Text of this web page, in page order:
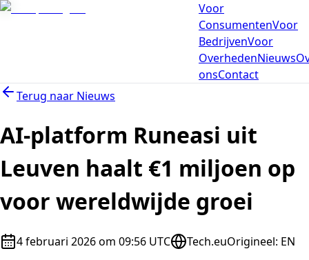
Voor
ConsumentenVoor
BedrijvenVoor
OverhedenNieuws
onsContact
Terug naar Nieuws
AI-platform Runeasi uit
Leuven haalt €1 miljoen op
voor wereldwijde groei
4 februari 2026 om 09:56 UTC Tech.euOrigineel: EN